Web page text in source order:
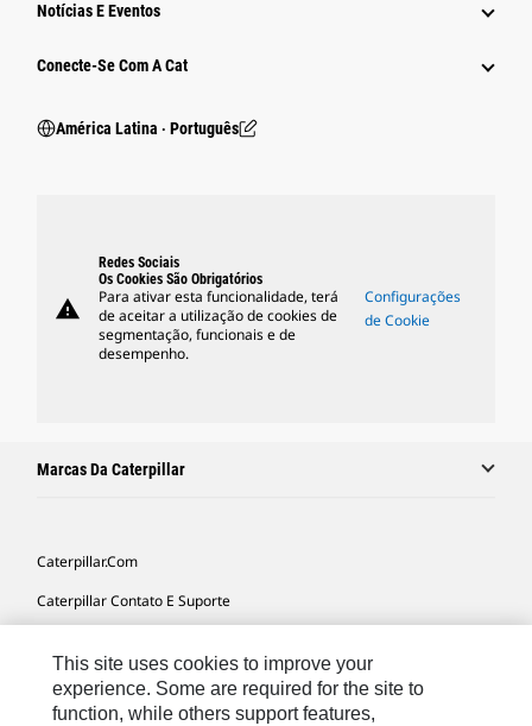
Notícias E Eventos
Conecte-Se Com A Cat
América Latina ‧ Português
warning
Redes Sociais
Os Cookies São Obrigatórios
Para ativar esta funcionalidade, terá
de aceitar a utilização de cookies de
segmentação, funcionais e de
desempenho.
Configurações
de Cookie
Marcas Da Caterpillar
Caterpillar.com
Caterpillar Contato E Suporte
Mapa Do Local
Cookie Settings
This site uses cookies to improve your
experience. Some are required for the site to
function, while others support features,